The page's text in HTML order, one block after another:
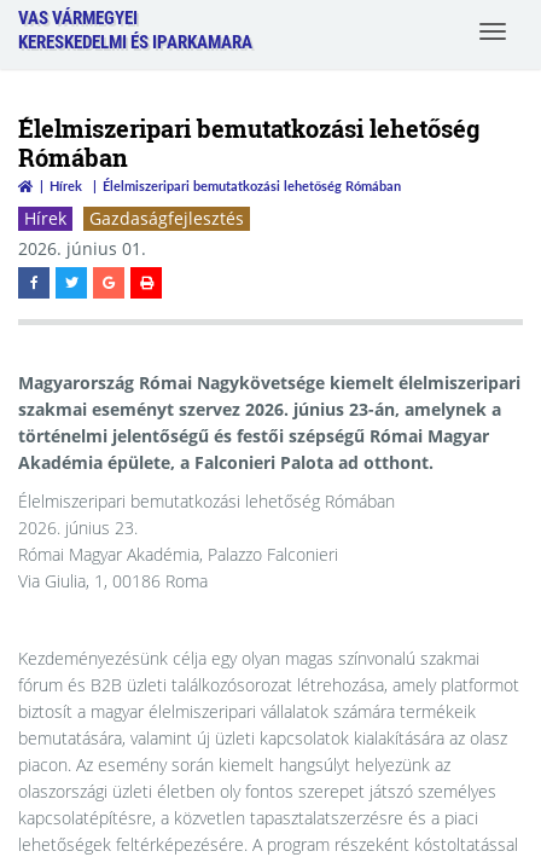
VAS VÁRMEGYEI
KERESKEDELMI ÉS IPARKAMARA
Toggle
Élelmiszeripari bemutatkozási lehetőség
Rómában
Hírek Élelmiszeripari bemutatkozási lehetőség Rómában
Hírek
Gazdaságfejlesztés
2026. június 01.
Magyarország Római Nagykövetsége kiemelt élelmiszeripari
szakmai eseményt szervez 2026. június 23-án, amelynek a
történelmi jelentőségű és festői szépségű Római Magyar
Akadémia épülete, a Falconieri Palota ad otthont.
Élelmiszeripari bemutatkozási lehetőség Rómában
2026. június 23.
Római Magyar Akadémia, Palazzo Falconieri
Via Giulia, 1, 00186 Roma
Kezdeményezésünk célja egy olyan magas színvonalú szakmai
fórum és B2B üzleti találkozósorozat létrehozása, amely platformot
biztosít a magyar élelmiszeripari vállalatok számára termékeik
bemutatására, valamint új üzleti kapcsolatok kialakítására az olasz
piacon. Az esemény során kiemelt hangsúlyt helyezünk az
olaszországi üzleti életben oly fontos szerepet játszó személyes
kapcsolatépítésre, a közvetlen tapasztalatszerzésre és a piaci
lehetőségek feltérképezésére. A program részeként kóstoltatással